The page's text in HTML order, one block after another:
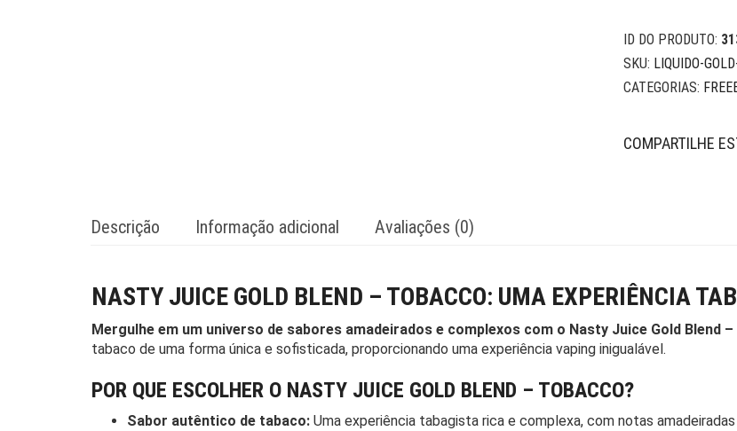
ID DO PRODUTO:
SKU: LIQUIDO-
CATEGORIAS:
COMPARTILHE
Descrição Informação adicional Avaliações (0)
NASTY JUICE GOLD BLEND – TOBACCO: UMA EXPERIÊNCIA
Mergulhe em um universo de sabores amadeirados e complexos com o Nasty Juice Gold Blend
tabaco de uma forma única e sofisticada, proporcionando uma experiência vaping inigualável.
POR QUE ESCOLHER O NASTY JUICE GOLD BLEND – TOBACCO?
Sabor autêntico de tabaco: Uma experiência tabagista rica e complexa, com notas